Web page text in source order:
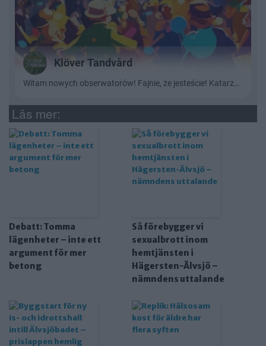
Läs mer:
Debatt: Tomma
lägenheter – inte ett
argument för mer
betong
Så förebygger vi
sexualbrott inom
hemtjänsten i
Hägersten-Älvsjö –
nämndens uttalande